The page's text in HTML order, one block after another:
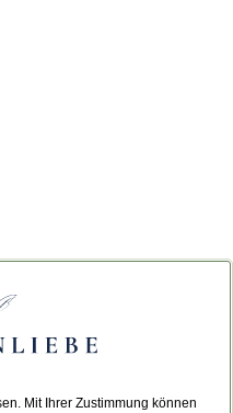
Mit Ihrer Zustimmung können